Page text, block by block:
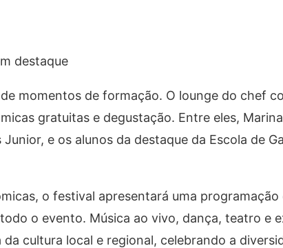
destaque
momentos de formação. O lounge do chef
gratuitas e degustação. Entre eles,
e os alunos da destaque da Escola de
o festival apresentará uma
o evento. Música ao vivo, dança, teatro e
cultura local e regional, celebrando a